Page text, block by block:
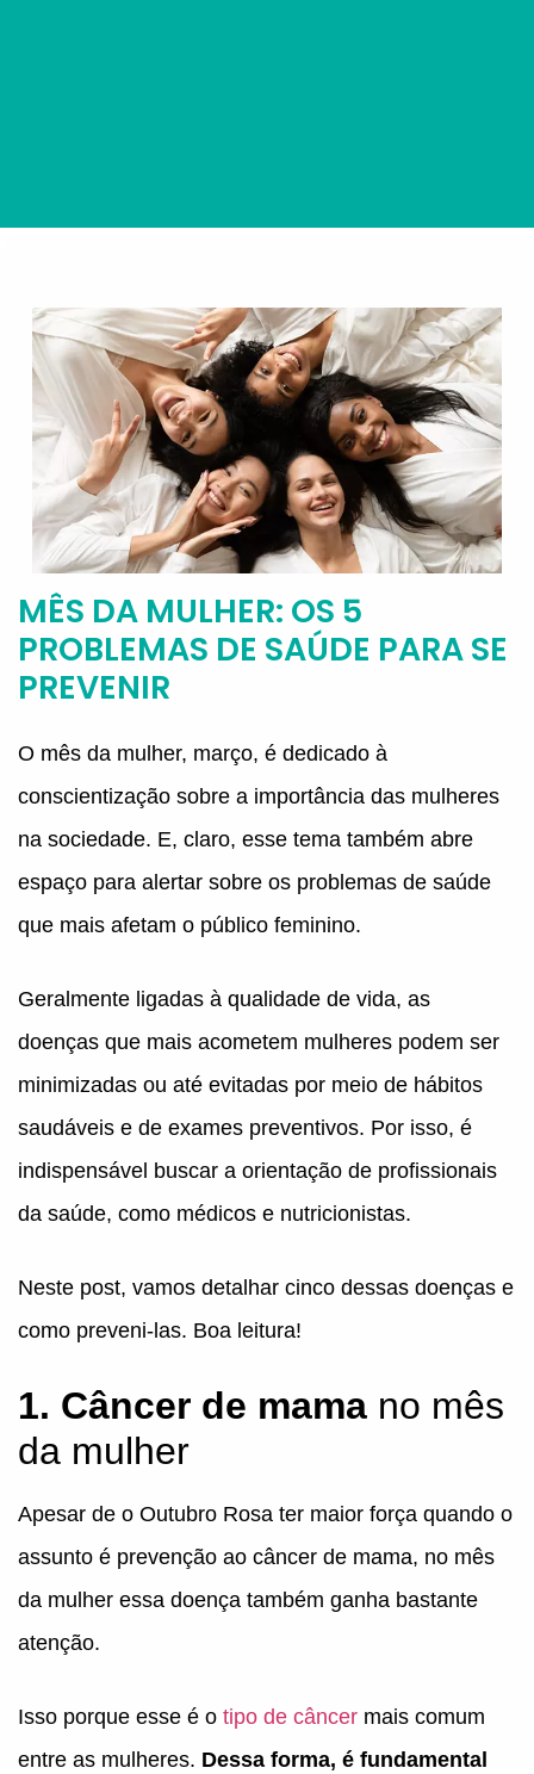
MÊS DA MULHER: OS 5
PROBLEMAS DE SAÚDE PARA SE
PREVENIR
O mês da mulher, março, é dedicado à
conscientização sobre a importância das mulheres
na sociedade. E, claro, esse tema também abre
espaço para alertar sobre os problemas de saúde
que mais afetam o público feminino.
Geralmente ligadas à qualidade de vida, as
doenças que mais acometem mulheres podem ser
minimizadas ou até evitadas por meio de hábitos
saudáveis e de exames preventivos. Por isso, é
indispensável buscar a orientação de profissionais
da saúde, como médicos e nutricionistas.
Neste post, vamos detalhar cinco dessas doenças e
como preveni-las. Boa leitura!
1. Câncer de mama no mês
da mulher
Apesar de o Outubro Rosa ter maior força quando o
assunto é prevenção ao câncer de mama, no mês
da mulher essa doença também ganha bastante
atenção.
Isso porque esse é o tipo de câncer mais comum
entre as mulheres. Dessa forma, é fundamental